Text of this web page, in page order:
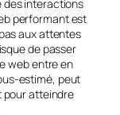
des interactions
performant est
aux attentes
de passer
web entre en
estimé, peut
pour atteindre